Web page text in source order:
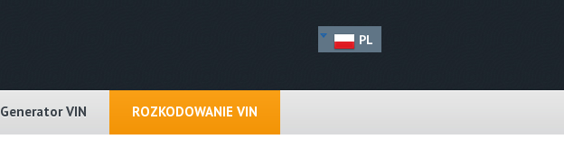
PL
Generator VIN ROZKODOWANIE VIN